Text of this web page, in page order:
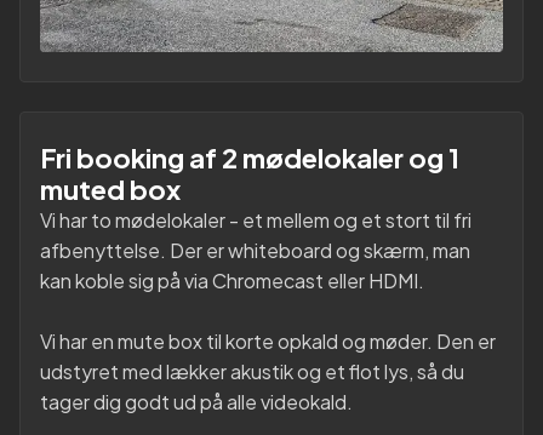
Fri booking af 2 mødelokaler og 1
muted box
Vi har to mødelokaler - et mellem og et stort til fri
afbenyttelse. Der er whiteboard og skærm, man
kan koble sig på via Chromecast eller HDMI.
Vi har en mute box til korte opkald og møder. Den er
udstyret med lækker akustik og et flot lys, så du
tager dig godt ud på alle videokald.